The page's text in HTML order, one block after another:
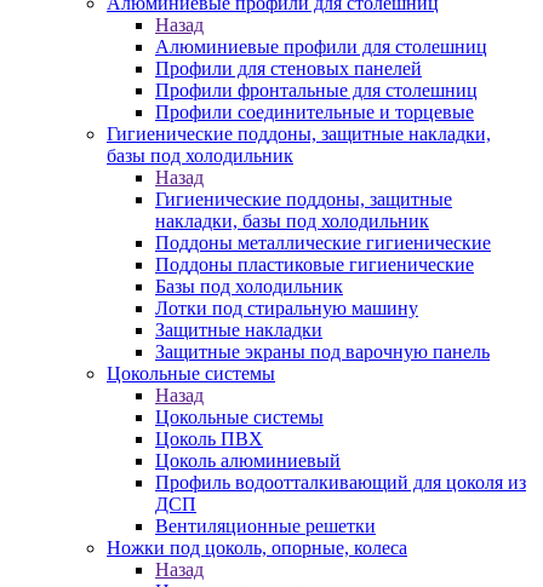
Назад
Алюминиевые профили для столешниц
Профили для стеновых панелей
Профили фронтальные для столешниц
Профили соединительные и торцевые
Гигиенические поддоны, защитные накладки,
базы под холодильник
Назад
Гигиенические поддоны, защитные
накладки, базы под холодильник
Поддоны металлические гигиенические
Поддоны пластиковые гигиенические
Базы под холодильник
Лотки под стиральную машину
Защитные накладки
Защитные экраны под варочную панель
Цокольные системы
Назад
Цокольные системы
Цоколь ПВХ
Цоколь алюминиевый
Профиль водоотталкивающий для цоколя из
ДСП
Вентиляционные решетки
Ножки под цоколь, опорные, колеса
Назад